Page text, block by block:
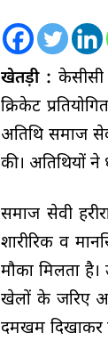
खेतड़ी :
क्रिकेट
अतिथि समाज
की। अतिथियों ने
समाज सेवी
शारीरिक व
मौका मिलता
खेलों के जरिए
दमखम दिखाकर